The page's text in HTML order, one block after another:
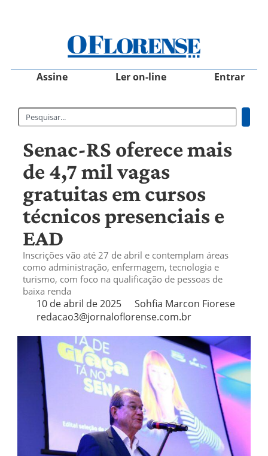
Assine Ler on-line Entrar
Senac-RS oferece mais
de 4,7 mil vagas
gratuitas em cursos
técnicos presenciais e
EAD
Inscrições vão até 27 de abril e contemplam áreas
como administração, enfermagem, tecnologia e
turismo, com foco na qualificação de pessoas de
baixa renda
10 de abril de 2025
Sohfia Marcon Fiorese
redacao3@jornaloflorense.com.br